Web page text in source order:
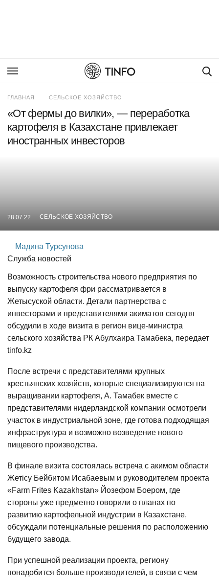
ГЛАВНАЯ СЕЛЬСКОЕ ХОЗЯЙСТВО
«От фермы до вилки», — переработка
картофеля в Казахстане привлекает
иностранных инвесторов
28.07.22 СЕЛЬСКОЕ ХОЗЯЙСТВО
Мадина Турсунова
Служба новостей
Возможность строительства нового предприятия по
выпуску картофеля фри рассматривается в
Жетысуской области. Детали партнерства с
инвесторами и представителями акиматов сегодня
обсудили в ходе визита в регион вице-министра
сельского хозяйства РК Абулхаира Тамабека, передает
tinfo.kz
После встречи с представителями крупных
крестьянских хозяйств, которые специализируются на
выращивании картофеля, А. Тамабек вместе с
представителями нидерландской компании осмотрели
участок в индустриальной зоне, где готова подходящая
инфраструктура и возможно возведение нового
пищевого производства.
В финале визита состоялась встреча с акимом области
Жетісу Бейбитом Исабаевым и руководителем проекта
«Farm Frites Kazakhstan» Йозефом Боером, где
стороны уже предметно говорили о планах по
развитию картофельной индустрии в Казахстане,
обсуждали потенциальные решения по расположению
будущего завода.
При успешной реализации проекта, региону
понадобится больше производителей, в связи с чем